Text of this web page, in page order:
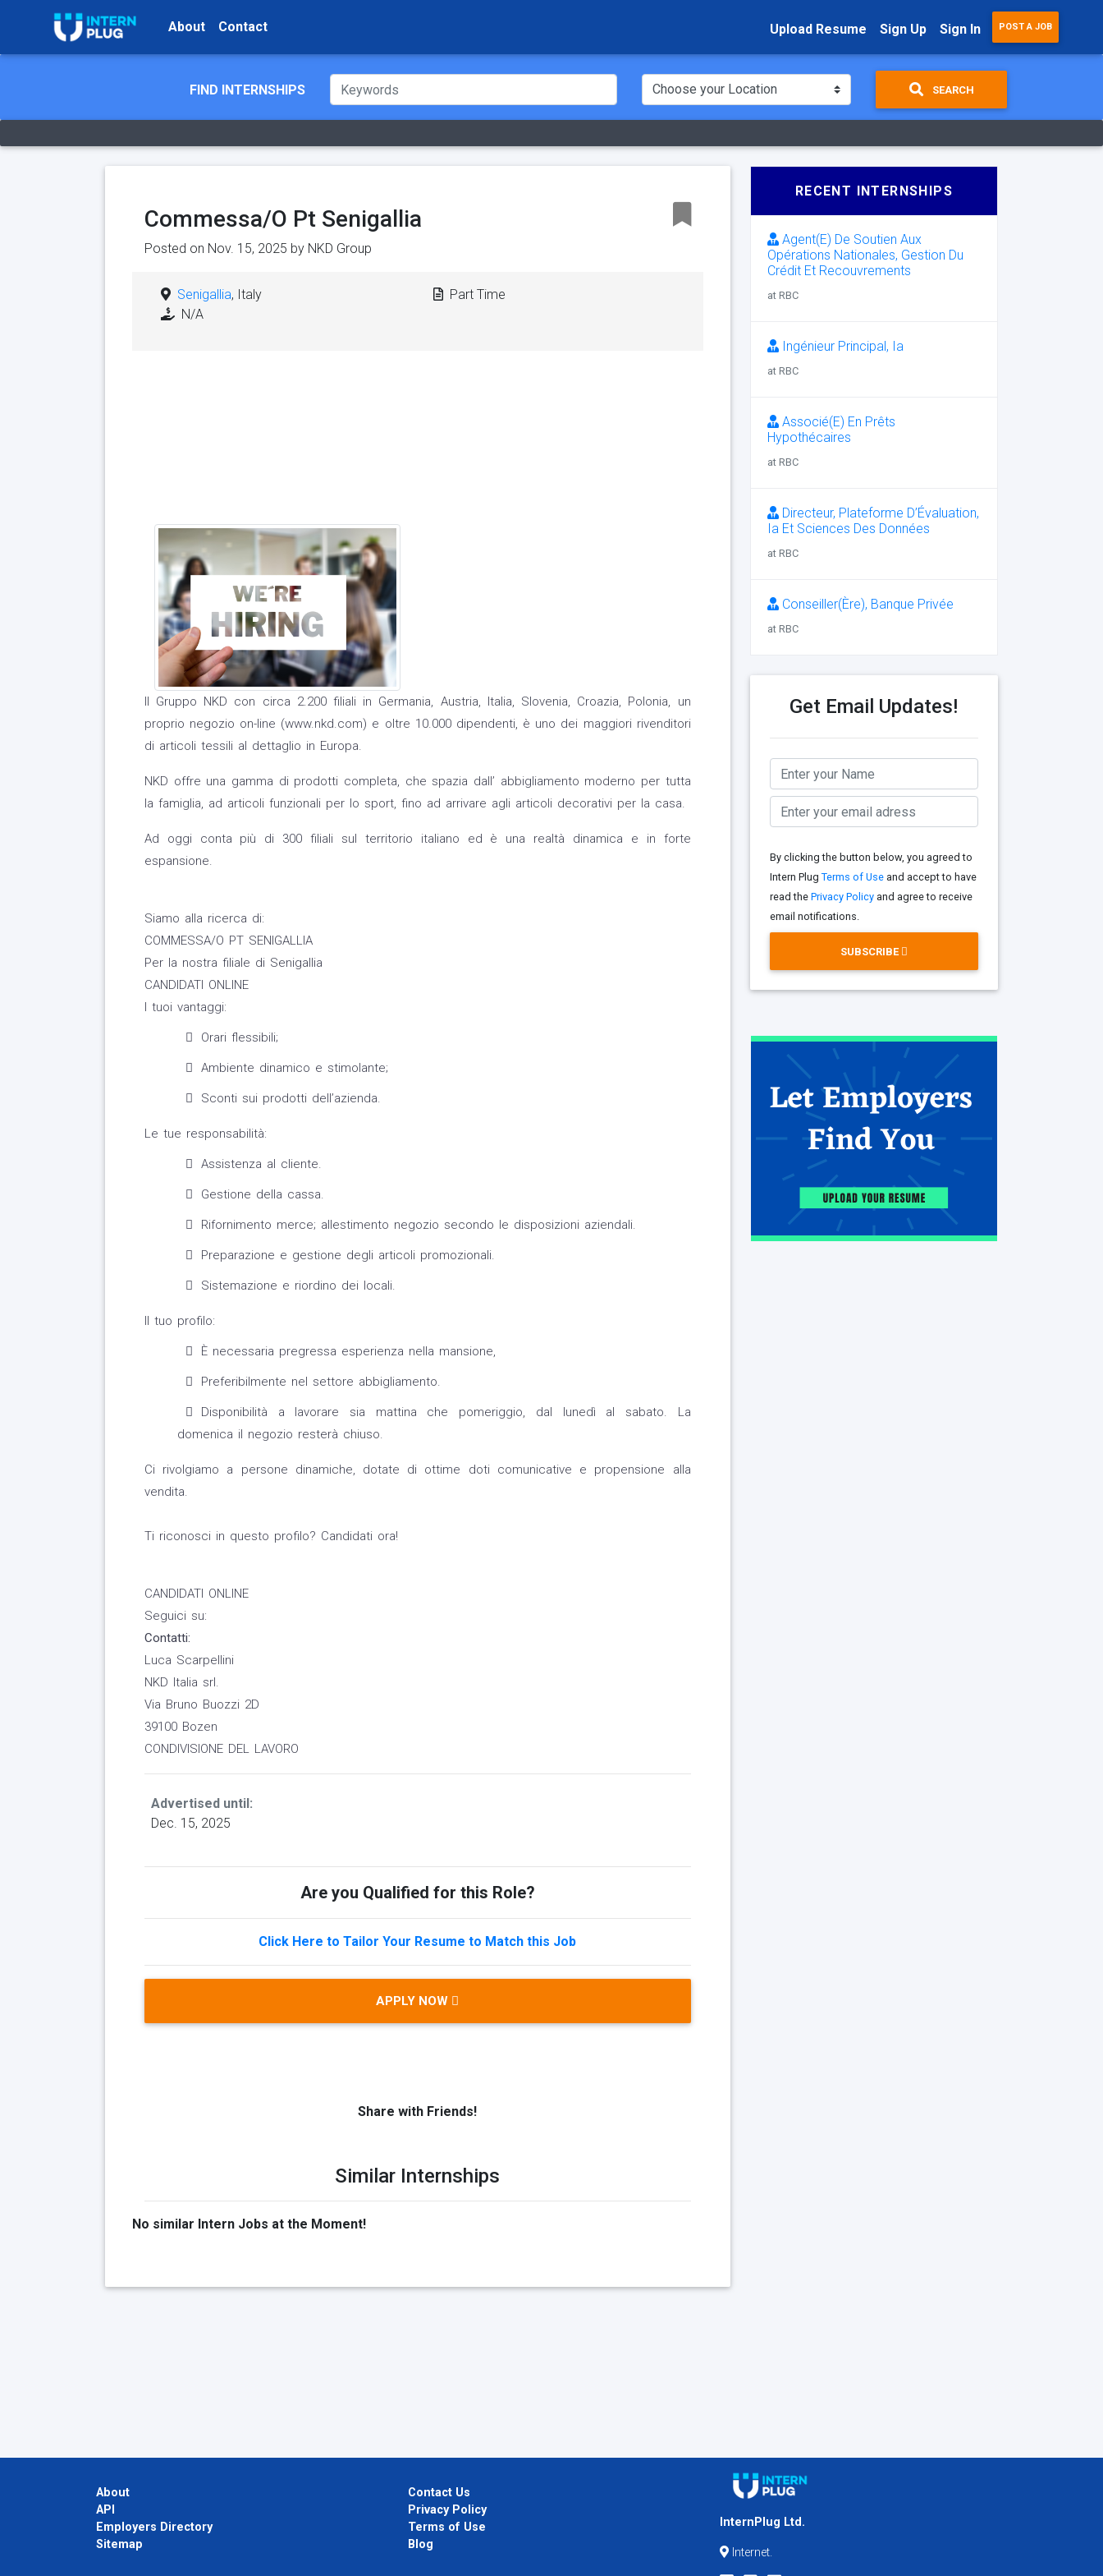
About Contact Upload Resume Sign Up Sign In POST A JOB
FIND INTERNSHIPS SEARCH
Commessa/O Pt Senigallia
Posted on Nov. 15, 2025 by NKD Group
Senigallia, Italy
N/A
Part Time
Il Gruppo NKD con circa 2.200 filiali in Germania, Austria, Italia, Slovenia, Croazia, Polonia, un
proprio negozio on-line (www.nkd.com) e oltre 10.000 dipendenti, è uno dei maggiori rivenditori
di articoli tessili al dettaglio in Europa.
NKD offre una gamma di prodotti completa, che spazia dall’ abbigliamento moderno per tutta
la famiglia, ad articoli funzionali per lo sport, fino ad arrivare agli articoli decorativi per la casa.
Ad oggi conta più di 300 filiali sul territorio italiano ed è una realtà dinamica e in forte
espansione.
Siamo alla ricerca di:
COMMESSA/O PT SENIGALLIA
Per la nostra filiale di Senigallia
CANDIDATI ONLINE
I tuoi vantaggi:
Orari flessibili;
Ambiente dinamico e stimolante;
Sconti sui prodotti dell’azienda.
Le tue responsabilità:
Assistenza al cliente.
Gestione della cassa.
Rifornimento merce; allestimento negozio secondo le disposizioni aziendali.
Preparazione e gestione degli articoli promozionali.
Sistemazione e riordino dei locali.
Il tuo profilo:
È necessaria pregressa esperienza nella mansione,
Preferibilmente nel settore abbigliamento.
Disponibilità a lavorare sia mattina che pomeriggio, dal lunedì al sabato. La
domenica il negozio resterà chiuso.
Ci rivolgiamo a persone dinamiche, dotate di ottime doti comunicative e propensione alla
vendita.
Ti riconosci in questo profilo? Candidati ora!
CANDIDATI ONLINE
Seguici su:
Contatti:
Luca Scarpellini
NKD Italia srl.
Via Bruno Buozzi 2D
39100 Bozen
CONDIVISIONE DEL LAVORO
Advertised until:
Dec. 15, 2025
Are you Qualified for this Role?
Click Here to Tailor Your Resume to Match this Job
APPLY NOW
Share with Friends!
Similar Internships
No similar Intern Jobs at the Moment!
RECENT INTERNSHIPS
Agent(E) De Soutien Aux
Opérations Nationales, Gestion Du
Crédit Et Recouvrements
at RBC
Ingénieur Principal, Ia
at RBC
Associé(E) En Prêts
Hypothécaires
at RBC
Directeur, Plateforme D’Évaluation,
Ia Et Sciences Des Données
at RBC
Conseiller(Ère), Banque Privée
at RBC
Get Email Updates!
By clicking the button below, you agreed to
Intern Plug Terms of Useand accept to have
read the Privacy Policyand agree to receive
email notifications.
SUBSCRIBE
About
API
Employers Directory
Sitemap
Contact Us
Privacy Policy
Terms of Use
Blog
InternPlug Ltd.
Internet.